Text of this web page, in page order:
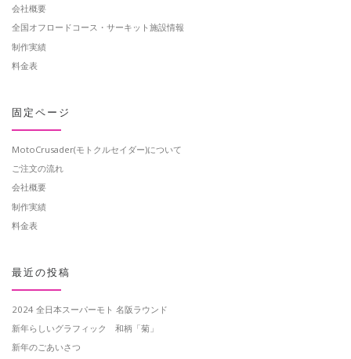
会社概要
全国オフロードコース・サーキット施設情報
制作実績
料金表
固定ページ
MotoCrusader(モトクルセイダー)について
ご注文の流れ
会社概要
制作実績
料金表
最近の投稿
2024 全日本スーパーモト 名阪ラウンド
新年らしいグラフィック 和柄「菊」
新年のごあいさつ